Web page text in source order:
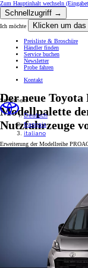
Zum Hauptinhalt wechseln
Schnellzugriff →
Ich möchte Klicken um
Preisliste & Broschüre
Händler finden
Service buchen
Newsletter
Probe fahren
Kontakt
Sprachen
Deutsch
français
italiano
Der neue
Modellpalette
Nutzfahrzeuge
Erweiterung der Modellreihe